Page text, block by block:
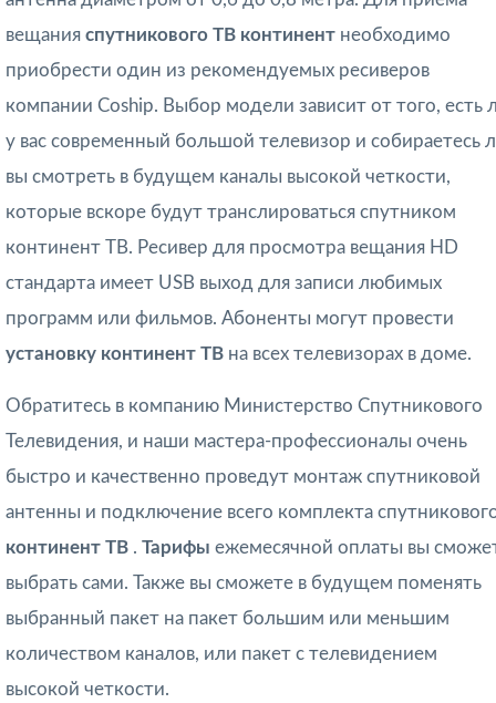
вещания спутникового ТВ континент необходимо
приобрести один из рекомендуемых ресиверов
компании Coship. Выбор модели зависит от того, есть
у вас современный большой телевизор и собираетесь
вы смотреть в будущем каналы высокой четкости,
которые вскоре будут транслироваться спутником
континент ТВ. Ресивер для просмотра вещания HD
стандарта имеет USB выход для записи любимых
программ или фильмов. Абоненты могут провести
установку континент ТВ на всех телевизорах в доме.
Обратитесь в компанию Министерство Спутникового
Телевидения, и наши мастера-профессионалы очень
быстро и качественно проведут монтаж спутниковой
антенны и подключение всего комплекта
континент ТВ . Тарифы ежемесячной оплаты вы
выбрать сами. Также вы сможете в будущем поменять
выбранный пакет на пакет большим или меньшим
количеством каналов, или пакет с телевидением
высокой четкости.